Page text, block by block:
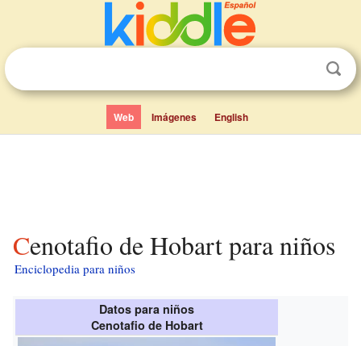
Web Imágenes English
Cenotafio de Hobart para niños
Enciclopedia para niños
Datos para niños
Cenotafio de Hobart